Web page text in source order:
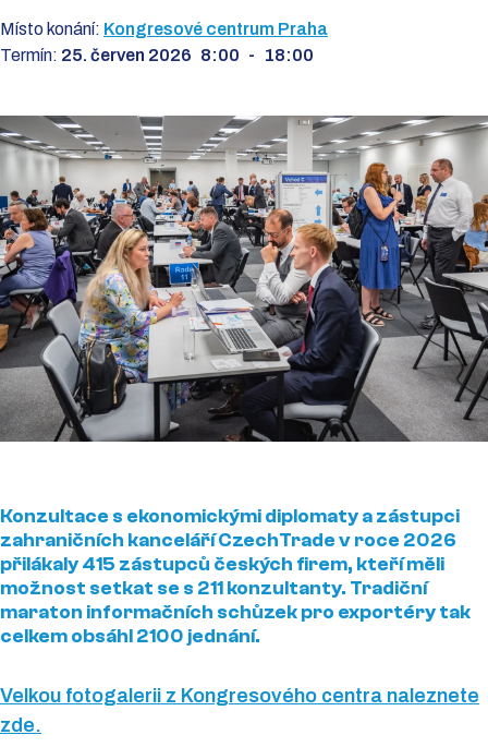
Místo konání: Kongresové centrum Praha
Termín: 25. červen 2026 8:00 - 18:00
Konzultace s ekonomickými diplomaty a zástupci
zahraničních kanceláří CzechTrade v roce 2026
přilákaly 415 zástupců českých firem, kteří měli
možnost setkat se s 211 konzultanty. Tradiční
maraton informačních schůzek pro exportéry tak
celkem obsáhl 2100 jednání.
Velkou fotogalerii z Kongresového centra naleznete
zde.